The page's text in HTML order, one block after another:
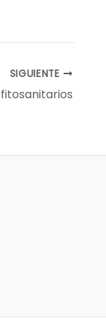
SIGUIENTE